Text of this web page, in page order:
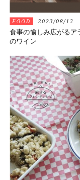
FOOD 2023/08/13
食事の愉しみ広がるア
のワイン